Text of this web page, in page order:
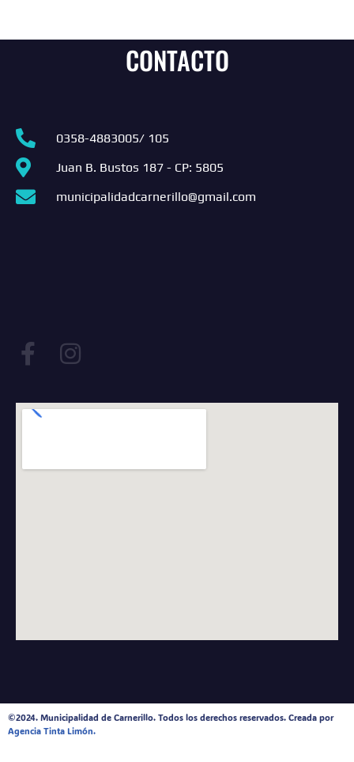
CONTACTO
0358-4883005/ 105
Juan B. Bustos 187 - CP: 5805
municipalidadcarnerillo@gmail.com
©2024. Municipalidad de Carnerillo. Todos los derechos reservados. Creada por
Agencia Tinta Limón.